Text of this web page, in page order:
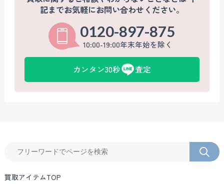
記までお気軽にお問い合わせください。
0120-897-875
10:00-19:00年末年始を除く
カンタン30秒 査定
買取アイテムTOP